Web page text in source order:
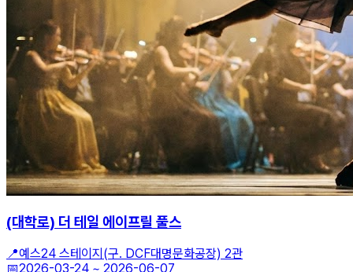
(대학로) 더 테일 에이프릴 풀스
📍예스24 스테이지(구. DCF대명문화공장) 2관
📅2026-03-24 ~ 2026-06-07